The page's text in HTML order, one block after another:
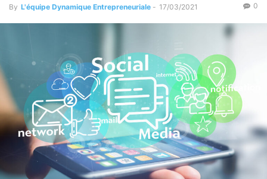
By L'équipe Dynamique Entrepreneuriale - 17/03/2021 0